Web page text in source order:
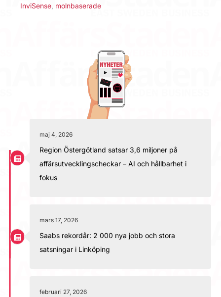
InviSense molnbaserade
maj 4, 2026
Region Östergötland satsar 3,6 miljoner på
affärsutvecklingscheckar – AI och hållbarhet i
fokus
mars 17, 2026
Saabs rekordår: 2 000 nya jobb och stora
satsningar i Linköping
februari 27, 2026